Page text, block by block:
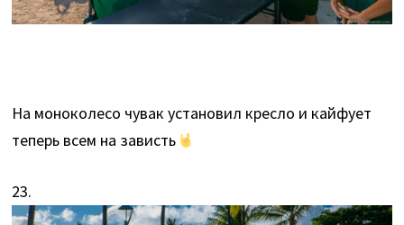
На моноколесо чувак установил кресло и кайфует
теперь всем на зависть
23.